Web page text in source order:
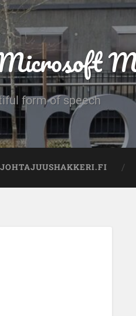
form of speech
JOHTAJUUSHAKKERI.FI